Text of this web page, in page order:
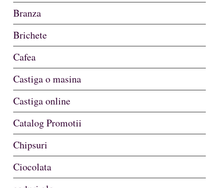
Branza
Brichete
Cafea
Castiga o masina
Castiga online
Catalog Promotii
Chipsuri
Ciocolata